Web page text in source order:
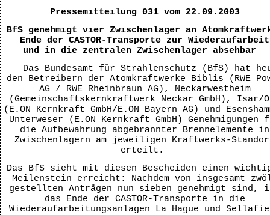
Pressemitteilung 031 vom 22.09.2003
BfS genehmigt vier Zwischenlager an
Ende der CASTOR-Transporte zur
und in die zentralen Zwischenlager absehbar
Das Bundesamt für Strahlenschutz (BfS) hat
den Betreibern der Atomkraftwerke Biblis (RWE
AG / RWE Rheinbraun AG), Neckarwestheim
(Gemeinschaftskernkraftwerk Neckar GmbH), Isar/
(E.ON Kernkraft GmbH/E.ON Bayern AG) und
Unterweser (E.ON Kernkraft GmbH) Genehmigungen
die Aufbewahrung abgebrannter Brennelemente in
Zwischenlagern am jeweiligen Kraftwerks-
erteilt.
Das BfS sieht mit diesen Bescheiden einen
Meilenstein erreicht: Nachdem von insgesamt
gestellten Anträgen nun sieben genehmigt sind,
das Ende der CASTOR-Transporte in die
Wiederaufarbeitungsanlagen La Hague und